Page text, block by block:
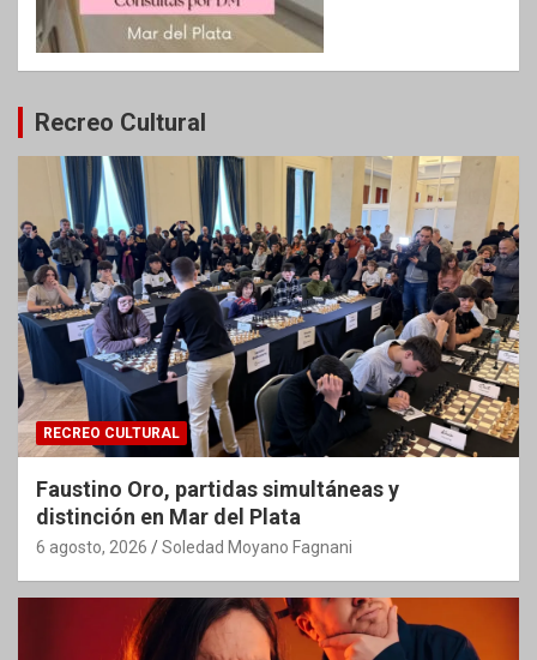
Recreo Cultural
RECREO CULTURAL
Faustino Oro, partidas simultáneas y
distinción en Mar del Plata
6 agosto, 2026 Soledad Moyano Fagnani